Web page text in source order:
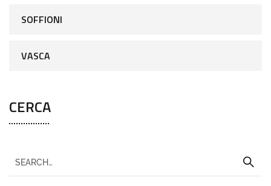
SOFFIONI
VASCA
CERCA